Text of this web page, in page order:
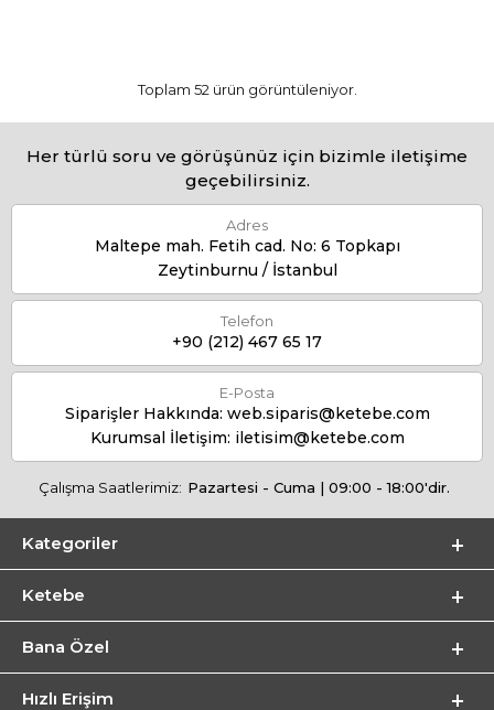
Toplam 52 ürün görüntüleniyor.
Her türlü soru ve görüşünüz için bizimle iletişime
geçebilirsiniz.
Adres
Maltepe mah. Fetih cad. No: 6 Topkapı
Zeytinburnu / İstanbul
Telefon
+90 (212) 467 65 17
E-Posta
Siparişler Hakkında: web.siparis@ketebe.com
Kurumsal İletişim: iletisim@ketebe.com
Çalışma Saatlerimiz: Pazartesi - Cuma | 09:00 - 18:00'dir.
Kategoriler
Ketebe
Bana Özel
Hızlı Erişim